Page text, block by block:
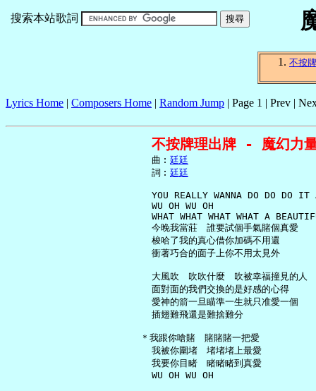
搜索本站歌詞
不按
Lyrics Home | Composers Home | Random Jump | Page 1 | Prev |
不按牌理出牌 - 魔幻力
     曲︰
廷廷
     詞︰
廷廷
YOU REALLY WANNA DO DO DO IT
     WU OH WU OH
WHAT WHAT WHAT WHAT A
     今晚我當莊　誰要試個手氣賭個真愛
     梭哈了我的真心借你加碼不用還
     衝著巧合的面子上你不用太見外
     大風吹　吹吹什麼　吹被幸福撞見的人
     面對面的我們交換的是好感的心得
     愛神的箭一旦瞄準一生就只准愛一個
     插翅難飛還是難捨難分
   ＊我跟你嗆賭　賭賭賭一把愛
     我被你圍堵　堵堵堵上最愛
     我要你目睹　睹睹睹到真愛
     WU OH WU OH